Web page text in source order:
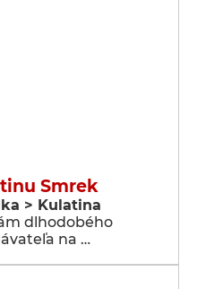
Smrek
> Kulatina
dlhodobého
na …